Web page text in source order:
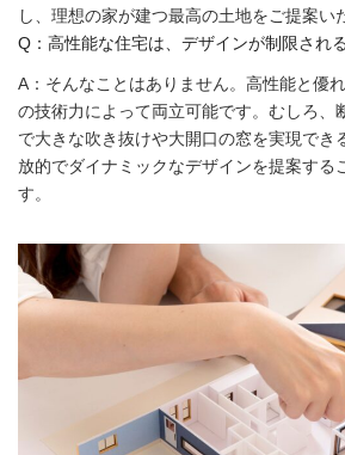
し、理想の家が建つ最高の土地をご提案い
Q：高性能な住宅は、デザインが制限され
A：そんなことはありません。高性能と優
の技術力によって両立可能です。むしろ、
で大きな吹き抜けや大開口の窓を実現でき
放的でダイナミックなデザインを提案する
す。